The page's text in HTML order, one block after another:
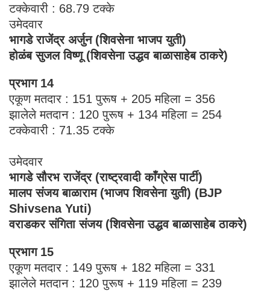
टक्केवारी : 68.79 टक्के
उमेदवार
भागडे राजेंद्र अर्जुन (शिवसेना भाजप युती)
होळंब सुजल विष्णू (शिवसेना उद्धव बाळासाहेब ठाकरे)
प्रभाग 14
एकूण मतदार : 151 पुरूष + 205 महिला = 356
झालेले मतदान : 120 पुरूष + 134 महिला = 254
टक्केवारी : 71.35 टक्के
उमेदवार
भागडे सौरभ राजेंद्र (राष्ट्रवादी काँग्रेस पार्टी)
मालप संजय बाळाराम (भाजप शिवसेना युती) (BJP
Shivsena Yuti)
वराडकर संगिता संजय (शिवसेना उद्धव बाळासाहेब ठाकरे)
प्रभाग 15
एकूण मतदार : 149 पुरूष + 182 महिला = 331
झालेले मतदान : 120 पुरूष + 119 महिला = 239